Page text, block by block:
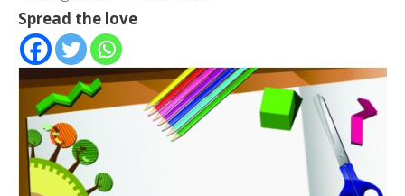
Spread the love